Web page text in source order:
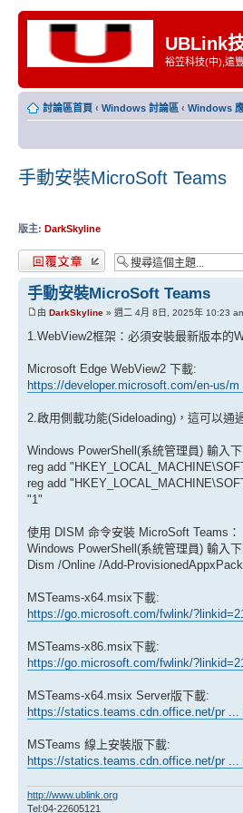
UBLink
裕笠科技(中),遠
討論區首頁 ‹ Windows 討論區 ‹ Windows
手動安裝MicroSoft Teams
版主: DarkSkyline
發表回覆
手動安裝MicroSoft Teams
由 DarkSkyline » 週二 4月 8日, 2025年 10:23
1.WebView2框架：必須安裝最新版本的
Microsoft Edge WebView2 下載:
https://developer.microsoft.com/en-us/m
2.啟用側載功能(Sideloading)，這可以通
Windows PowerShell(系統管理員) 輸入
reg add
reg add
"1"
使用 DISM 命令安裝 MicroSoft Teams：
Windows PowerShell(系統管理員) 輸入
Dism /Online /Add-
MSTeams-x64.msix下載:
https://go.microsoft.com/fwlink/
MSTeams-x86.msix下載:
https://go.microsoft.com/fwlink/
MSTeams-x64.msix Server版下載:
https://statics.teams.cdn.office.net/pr ...
MSTeams 線上安裝版下載:
https://statics.teams.cdn.office.net/pr ...
http://www.ublink.org
Tel:04-22605121